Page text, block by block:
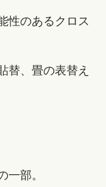
性のあるクロス
替、畳の表替え
一部。